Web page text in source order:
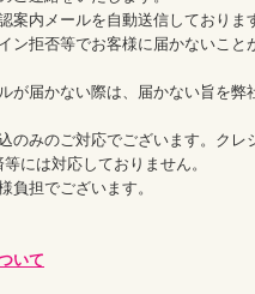
案内メールを自動送信しておりま
ン拒否等でお客様に届かないこと
が届かない際は、届かない旨を弊
のみのご対応でございます。クレ
には対応しておりません。
負担でございます。
いて